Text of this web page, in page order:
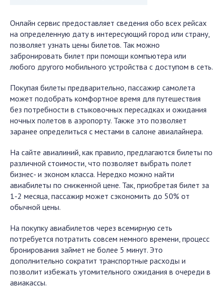
Онлайн сервис предоставляет сведения обо всех рейсах
на определенную дату в интересующий город или страну,
позволяет узнать цены билетов. Так можно
забронировать билет при помощи компьютера или
любого другого мобильного устройства с доступом в сеть.
Покупая билеты предварительно, пассажир самолета
может подобрать комфортное время для путешествия
без потребности в стыковочных пересадках и ожидания
ночных полетов в аэропорту. Также это позволяет
заранее определиться с местами в салоне авиалайнера.
На сайте авиалиний, как правило, предлагаются билеты по
различной стоимости, что позволяет выбрать полет
бизнес- и эконом класса. Нередко можно найти
авиабилеты по сниженной цене. Так, приобретая билет за
1-2 месяца, пассажир может сэкономить до 50% от
обычной цены.
На покупку авиабилетов через всемирную сеть
потребуется потратить совсем немного времени, процесс
бронирования займет не более 5 минут. Это
дополнительно сократит транспортные расходы и
позволит избежать утомительного ожидания в очереди в
авиакассы.